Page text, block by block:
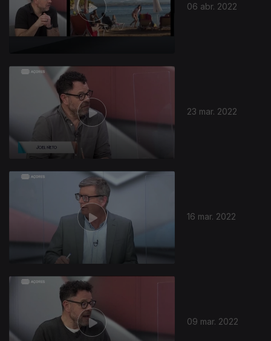
06 abr. 2022
23 mar. 2022
16 mar. 2022
09 mar. 2022